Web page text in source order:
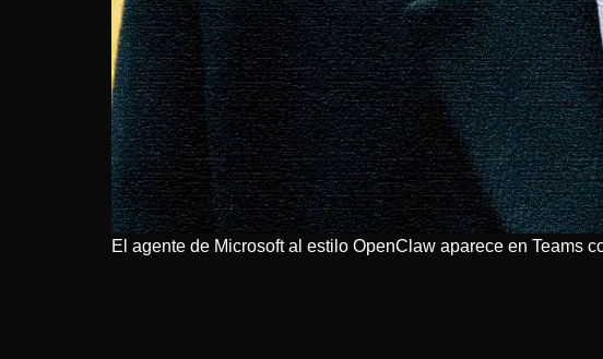
El agente de Microsoft al estilo OpenClaw aparece en Teams